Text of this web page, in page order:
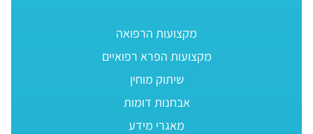
מקצועות הרפואה
מקצועות הפרא רפואיים
שיתוק מוחין
אבחנות דומות
מאגרי מידע